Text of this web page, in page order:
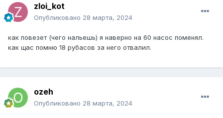
zloi_kot
Опубликовано 28 марта, 2024
как повезет (чего нальешь) я наверно на 60 насос поменял.
как щас помню 18 рубасов за него отвалил.
ozeh
Опубликовано 28 марта, 2024